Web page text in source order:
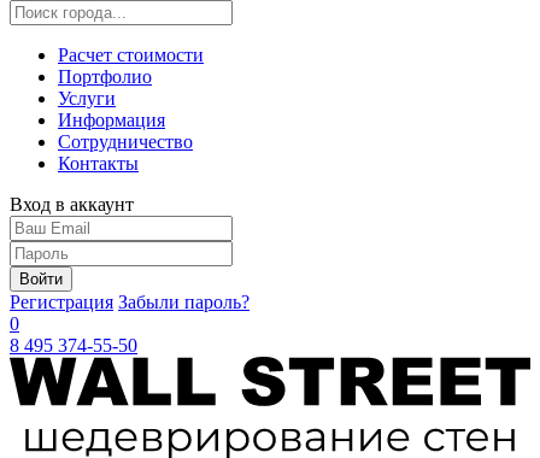
Расчет стоимости
Портфолио
Услуги
Информация
Сотрудничество
Контакты
Вход в аккаунт
Войти
Регистрация Забыли пароль?
0
8 495 374-55-50